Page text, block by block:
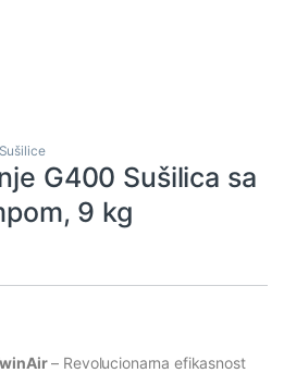
Sušilice
G400 Sušilica sa
9 kg
– Revolucionarna efikasnost